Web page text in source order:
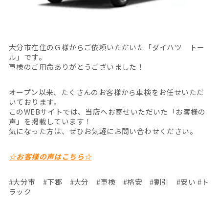
大分市在住のＧ様からご依頼いただいた「ダイハツ トー
ル」です。
車検のご用命ありがとうございました！
オープン以来、たくさんのお客様から車検をお任せいただ
いております。
このWEBサイトでは、当店へお寄せいただいた「お客様の
声」を掲載しています！
気になった方は、ぜひお気軽にお問い合わせください。
☆お客様の声はこちら☆
#大分市 #下郡 #大分 #車検 #格安 #割引 #安い #ト
ラック